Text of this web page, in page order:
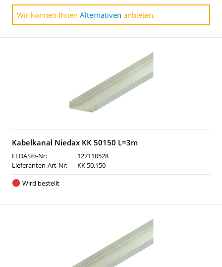
Wir können Ihnen Alternativen anbieten.
Kabelkanal Niedax KK 50150 L=3m
ELDAS®-Nr:
127110528
Lieferanten-Art-Nr:
KK 50.150
Wird bestellt